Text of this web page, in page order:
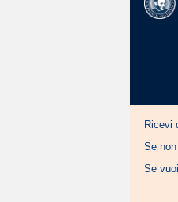
Ricevi
Se
Se